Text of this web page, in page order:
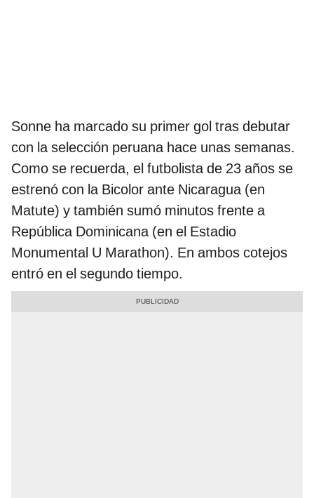
Sonne ha marcado su primer gol tras debutar
con la selección peruana hace unas semanas.
Como se recuerda, el futbolista de 23 años se
estrenó con la Bicolor ante Nicaragua (en
Matute) y también sumó minutos frente a
República Dominicana (en el Estadio
Monumental U Marathon). En ambos cotejos
entró en el segundo tiempo.